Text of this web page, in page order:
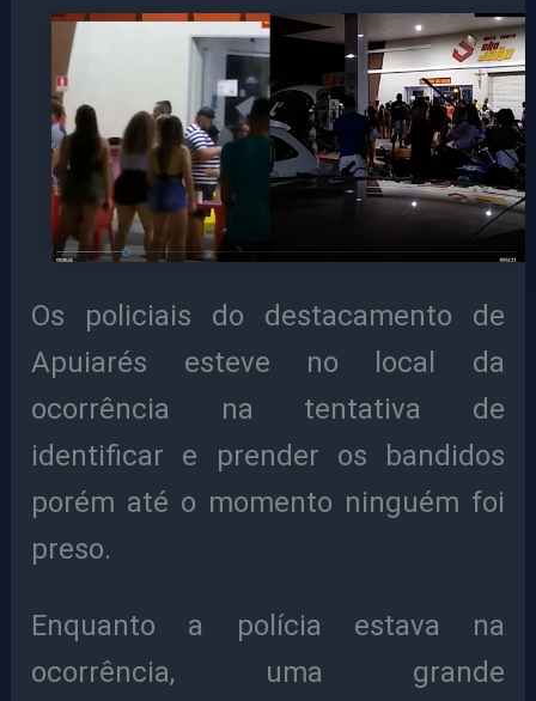
Os policiais do destacamento de
Apuiarés esteve no local da
ocorrência na tentativa de
identificar e prender os bandidos
porém até o momento ninguém foi
preso.
Enquanto a polícia estava na
ocorrência, uma grande